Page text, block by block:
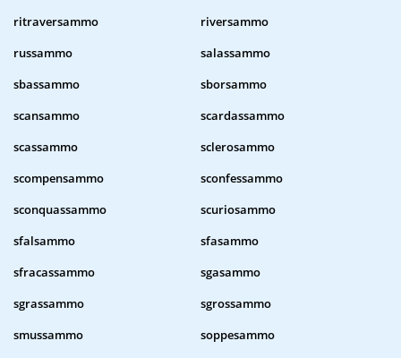
ritraversammo
riversammo
russammo
salassammo
sbassammo
sborsammo
scansammo
scardassammo
scassammo
sclerosammo
scompensammo
sconfessammo
sconquassammo
scuriosammo
sfalsammo
sfasammo
sfracassammo
sgasammo
sgrassammo
sgrossammo
smussammo
soppesammo